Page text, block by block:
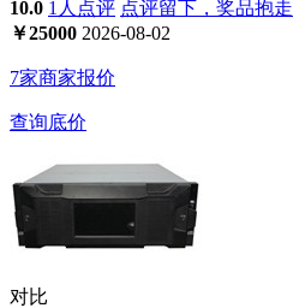
10.0 1人点评 点评留下，奖品抱走
￥25000 2026-08-02
7家商家报价
查询底价
对比